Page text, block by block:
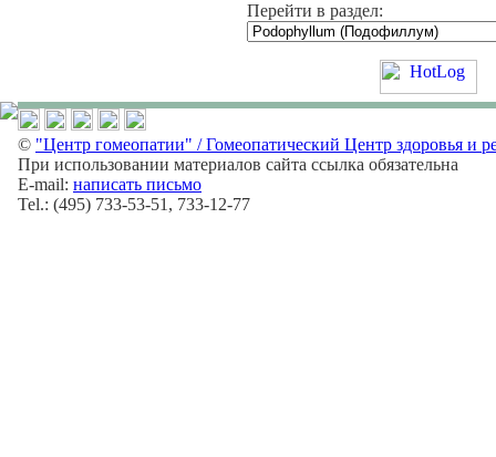
Перейти в раздел:
© "Центр гомеопатии" / Гомеопатический Центр здоровья и
При использовании материалов сайта ссылка обязательна
E-mail: написать письмо
Tel.: (495) 733-53-51, 733-12-77